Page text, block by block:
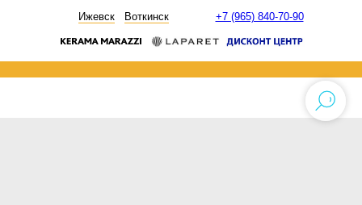
+7 (965) 840-70-90
Ижевск Воткинск